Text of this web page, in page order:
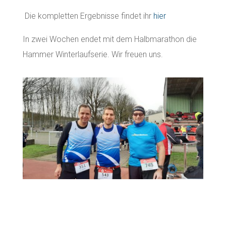
Die kompletten Ergebnisse findet ihr hier
In zwei Wochen endet mit dem Halbmarathon die
Hammer Winterlaufserie. Wir freuen uns.